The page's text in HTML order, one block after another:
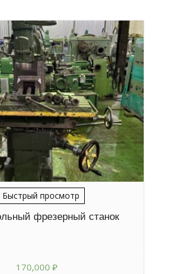
Быстрый просмотр
фрезерный станок
170,000₽